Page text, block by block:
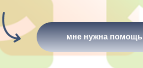
мне нужна помощь